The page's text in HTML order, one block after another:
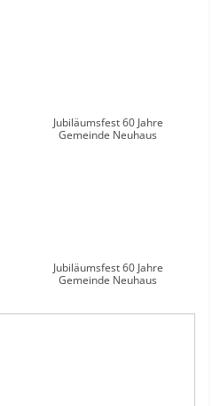
Jubiläumsfest 60 Jahre
Gemeinde Neuhaus
Jubiläumsfest 60 Jahre
Gemeinde Neuhaus